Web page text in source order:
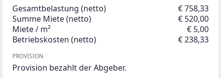
Gesamtbelastung (netto)
€ 758,33
Summe Miete (netto)
€ 520,00
Miete / m²
€ 5,00
Betriebskosten (netto)
€ 238,33
PROVISION
Provision bezahlt der Abgeber.